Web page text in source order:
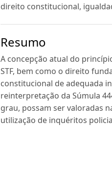
direito constitucional,
Resumo
A concepção atual do
STF, bem como o direito
constitucional de adequada
reinterpretação da Súmula
grau, possam ser valoradas
utilização de inquéritos